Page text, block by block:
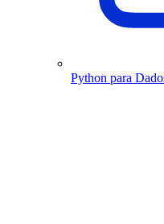
Python para